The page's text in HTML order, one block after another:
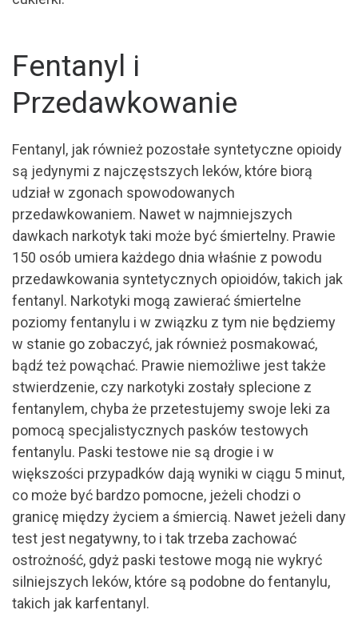
Fentanyl i
Przedawkowanie
Fentanyl, jak również pozostałe syntetyczne opioidy
są jedynymi z najczęstszych leków, które biorą
udział w zgonach spowodowanych
przedawkowaniem. Nawet w najmniejszych
dawkach narkotyk taki może być śmiertelny. Prawie
150 osób umiera każdego dnia właśnie z powodu
przedawkowania syntetycznych opioidów, takich jak
fentanyl. Narkotyki mogą zawierać śmiertelne
poziomy fentanylu i w związku z tym nie będziemy
w stanie go zobaczyć, jak również posmakować,
bądź też powąchać. Prawie niemożliwe jest także
stwierdzenie, czy narkotyki zostały splecione z
fentanylem, chyba że przetestujemy swoje leki za
pomocą specjalistycznych pasków testowych
fentanylu. Paski testowe nie są drogie i w
większości przypadków dają wyniki w ciągu 5 minut,
co może być bardzo pomocne, jeżeli chodzi o
granicę między życiem a śmiercią. Nawet jeżeli dany
test jest negatywny, to i tak trzeba zachować
ostrożność, gdyż paski testowe mogą nie wykryć
silniejszych leków, które są podobne do fentanylu,
takich jak karfentanyl.